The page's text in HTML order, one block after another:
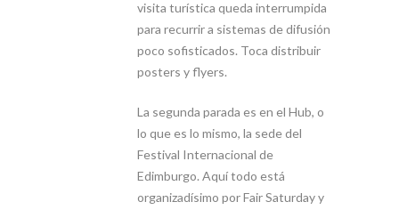
visita turística queda interrumpida
para recurrir a sistemas de difusión
poco sofisticados. Toca distribuir
posters y flyers.
La segunda parada es en el Hub, o
lo que es lo mismo, la sede del
Festival Internacional de
Edimburgo. Aquí todo está
organizadísimo por Fair Saturday y